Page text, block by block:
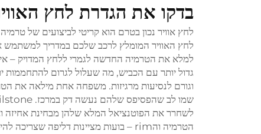
בדקו את הגדרת לחץ
לחץ אוויר נכון בטרם הוא קריטי לביצועים של
לחץ האוויר המומלץ לרכב שלכם במדריך למשתמש
למלא את הטרמיה החדשה לגמרי ללחץ המדויק –
וגורם לנסיעות מרגיזות. משפחה אחת מילאה את
לשחרר את הפוטנציאל המלא שלהן מבחינת אחיזה
הטרמיה והrim – בועות מציינות דליפה שצריכה להיות מתוקנת מיידית.